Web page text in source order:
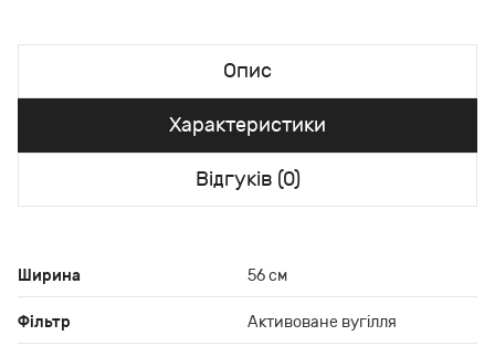
Опис
Характеристики
Відгуків (0)
Ширина 56 см
Фільтр Активоване вугілля